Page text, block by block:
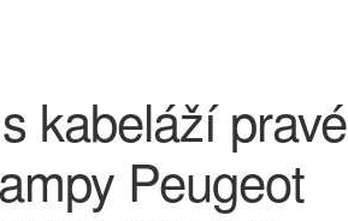
kabeláží pravé
Peugeot